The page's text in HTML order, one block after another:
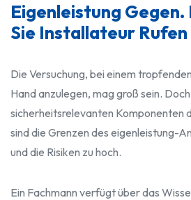
Eigenleistung Gegen.
Sie Installateur
Die Versuchung, bei einem
Hand anzulegen, mag groß sein.
sicherheitsrelevanten Komponenten
sind die Grenzen des eigenleistung-
und die Risiken zu hoch.
Ein Fachmann verfügt über das